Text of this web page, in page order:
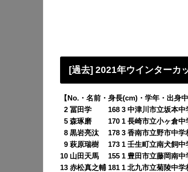
[過去] 2021年ウインターカ
【No.・名前・身長(cm)・学年・出身中
2 冨田学 168 3 中津川市立坂本中
5 森琢磨 170 1 長崎市立小ヶ倉中
8 黒岩亮汰 178 3 香南市立野市中学
9 萩原瑞樹 173 1 壬生町立南犬飼中
10 山田天馬 155 1 豊田市立藤岡南中
13 赤松真之輔 181 1 北九市立菊陵中学